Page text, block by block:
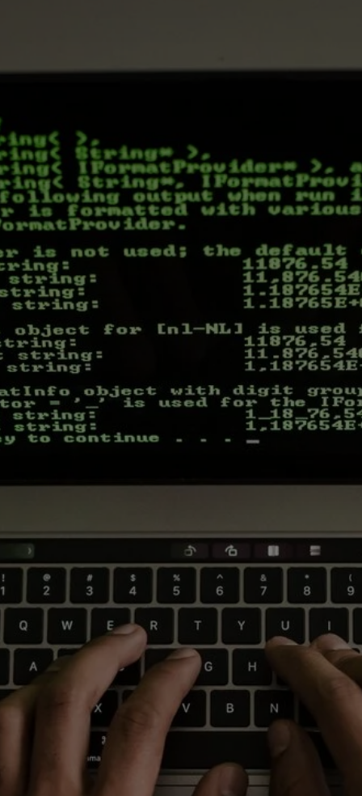
Celkem 16 hodin praktické
výuky. Začneme u základů a
nástrojů, projdeme si reálné
případové studie a pak se
ponoříme do práce na vašich
projektech. Každý blok
kombinuje teorii s praxí.